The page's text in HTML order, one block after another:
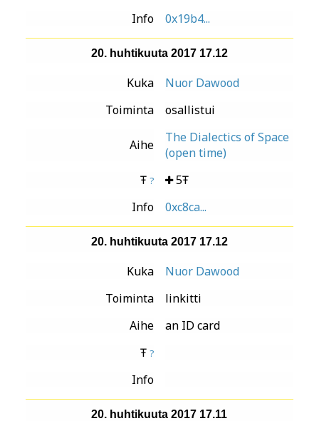
Info
0x19b4...
20. huhtikuuta 2017 17.12
Kuka
Nuor Dawood
Toiminta
osallistui
Aihe
The Dialectics of Space
(open time)
Ŧ ?
5Ŧ
Info
0xc8ca...
20. huhtikuuta 2017 17.12
Kuka
Nuor Dawood
Toiminta
linkitti
Aihe
an ID card
Ŧ ?
Info
20. huhtikuuta 2017 17.11